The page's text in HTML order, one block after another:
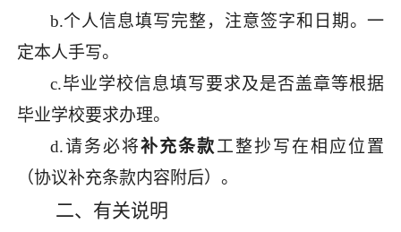
b.个人信息填写完整，注意签字和日期。一
定本人手写。
c.毕业学校信息填写要求及是否盖章等根据
毕业学校要求办理。
d.请务必将补充条款工整抄写在相应位置
（协议补充条款内容附后） 。
二、 有关说明